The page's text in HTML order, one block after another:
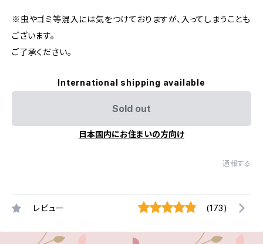
※虫やゴミ等混入には気をつけておりますが、入ってしまうことも
ございます。
ご了承ください。
International shipping available
Sold out
日本国内にお住まいの方向け
通報する
レビュー (173)